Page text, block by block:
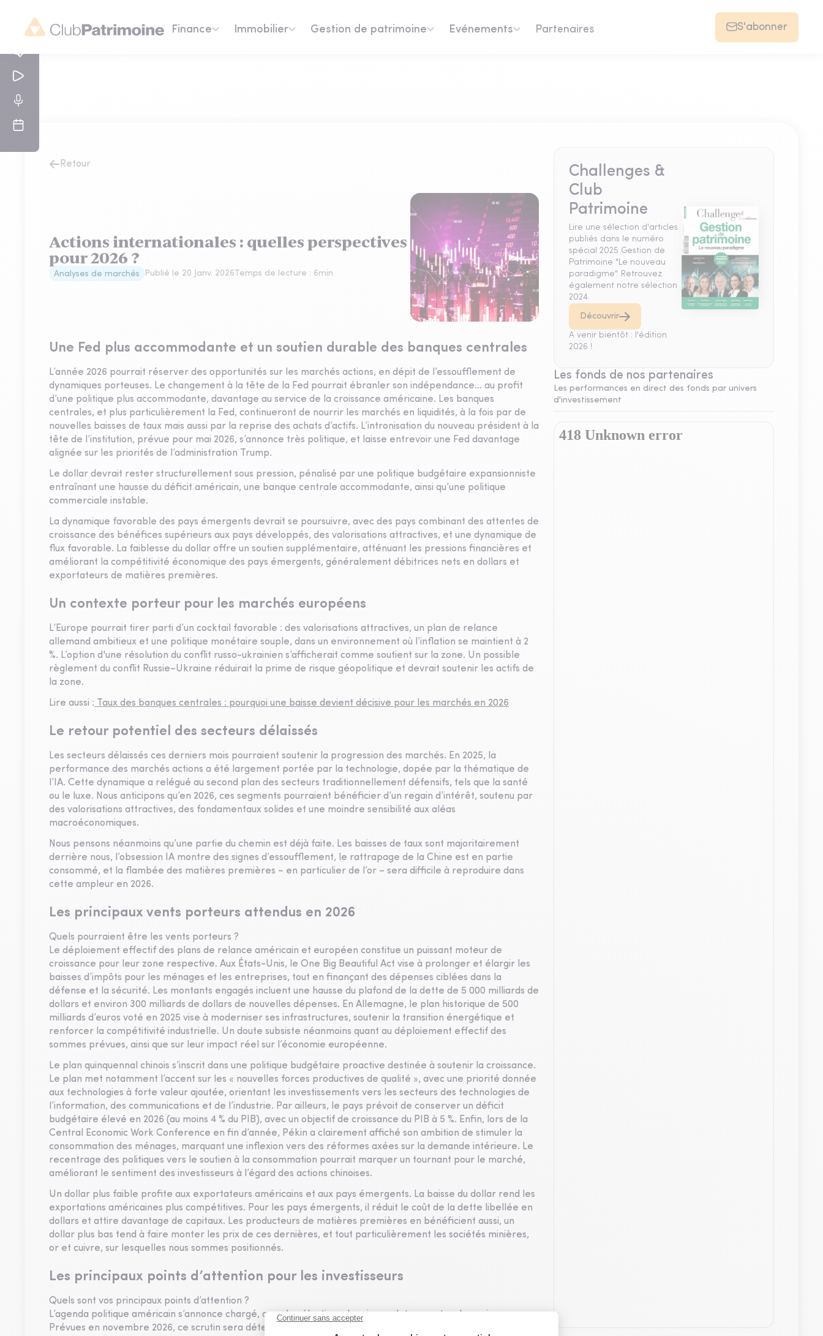
Finance Immobilier Gestion de patrimoine Evénements Partenaires S'abonner
Retour
Actions internationales : quelles perspectives
pour 2026 ?
Analyses de marchés Publié le 20 Janv. 2026Temps de lecture : 6min
Une Fed plus accommodante et un soutien durable des banques centrales
L’année 2026 pourrait réserver des opportunités sur les marchés actions, en dépit de l’essoufflement de
dynamiques porteuses. Le changement à la tête de la Fed pourrait ébranler son indépendance… au profit
d’une politique plus accommodante, davantage au service de la croissance américaine. Les banques
centrales, et plus particulièrement la Fed, continueront de nourrir les marchés en liquidités, à la fois par de
nouvelles baisses de taux mais aussi par la reprise des achats d’actifs. L’intronisation du nouveau président à la
tête de l’institution, prévue pour mai 2026, s’annonce très politique, et laisse entrevoir une Fed davantage
alignée sur les priorités de l’administration Trump.
Le dollar devrait rester structurellement sous pression, pénalisé par une politique budgétaire expansionniste
entraînant une hausse du déficit américain, une banque centrale accommodante, ainsi qu’une politique
commerciale instable.
La dynamique favorable des pays émergents devrait se poursuivre, avec des pays combinant des attentes de
croissance des bénéfices supérieurs aux pays développés, des valorisations attractives, et une dynamique de
flux favorable. La faiblesse du dollar offre un soutien supplémentaire, atténuant les pressions financières et
améliorant la compétitivité économique des pays émergents, généralement débitrices nets en dollars et
exportateurs de matières premières.
Un contexte porteur pour les marchés européens
L’Europe pourrait tirer parti d’un cocktail favorable : des valorisations attractives, un plan de relance
allemand ambitieux et une politique monétaire souple, dans un environnement où l’inflation se maintient à 2
%. L’option d'une résolution du conflit russo-ukrainien s’afficherait comme soutient sur la zone. Un possible
règlement du conflit Russie–Ukraine réduirait la prime de risque géopolitique et devrait soutenir les actifs de
la zone.
Lire aussi : Taux des banques centrales : pourquoi une baisse devient décisive pour les marchés en 2026
Le retour potentiel des secteurs délaissés
Les secteurs délaissés ces derniers mois pourraient soutenir la progression des marchés. En 2025, la
performance des marchés actions a été largement portée par la technologie, dopée par la thématique de
l’IA. Cette dynamique a relégué au second plan des secteurs traditionnellement défensifs, tels que la santé
ou le luxe. Nous anticipons qu’en 2026, ces segments pourraient bénéficier d’un regain d’intérêt, soutenu par
des valorisations attractives, des fondamentaux solides et une moindre sensibilité aux aléas
macroéconomiques.
Nous pensons néanmoins qu’une partie du chemin est déjà faite. Les baisses de taux sont majoritairement
derrière nous, l’obsession IA montre des signes d’essoufflement, le rattrapage de la Chine est en partie
consommé, et la flambée des matières premières – en particulier de l’or – sera difficile à reproduire dans
cette ampleur en 2026.
Les principaux vents porteurs attendus en 2026
Quels pourraient être les vents porteurs ?
Le déploiement effectif des plans de relance américain et européen constitue un puissant moteur de
croissance pour leur zone respective. Aux États-Unis, le One Big Beautiful Act vise à prolonger et élargir les
baisses d’impôts pour les ménages et les entreprises, tout en finançant des dépenses ciblées dans la
défense et la sécurité. Les montants engagés incluent une hausse du plafond de la dette de 5 000 milliards de
dollars et environ 300 milliards de dollars de nouvelles dépenses. En Allemagne, le plan historique de 500
milliards d’euros voté en 2025 vise à moderniser ses infrastructures, soutenir la transition énergétique et
renforcer la compétitivité industrielle. Un doute subsiste néanmoins quant au déploiement effectif des
sommes prévues, ainsi que sur leur impact réel sur l’économie européenne.
Le plan quinquennal chinois s’inscrit dans une politique budgétaire proactive destinée à soutenir la croissance.
Le plan met notamment l’accent sur les « nouvelles forces productives de qualité », avec une priorité donnée
aux technologies à forte valeur ajoutée, orientant les investissements vers les secteurs des technologies de
l’information, des communications et de l’industrie. Par ailleurs, le pays prévoit de conserver un déficit
budgétaire élevé en 2026 (au moins 4 % du PIB), avec un objectif de croissance du PIB à 5 %. Enfin, lors de la
Central Economic Work Conference en fin d’année, Pékin a clairement affiché son ambition de stimuler la
consommation des ménages, marquant une inflexion vers des réformes axées sur la demande intérieure. Le
recentrage des politiques vers le soutien à la consommation pourrait marquer un tournant pour le marché,
améliorant le sentiment des investisseurs à l’égard des actions chinoises.
Un dollar plus faible profite aux exportateurs américains et aux pays émergents. La baisse du dollar rend les
exportations américaines plus compétitives. Pour les pays émergents, il réduit le coût de la dette libellée en
dollars et attire davantage de capitaux. Les producteurs de matières premières en bénéficient aussi, un
dollar plus bas tend à faire monter les prix de ces dernières, et tout particulièrement les sociétés minières,
or et cuivre, sur lesquelles nous sommes positionnés.
Les principaux points d’attention pour les investisseurs
Quels sont vos principaux points d’attention ?
L’agenda politique américain s’annonce chargé, avec les élections de mi-mandat au centre des enjeux.
Prévues en novembre 2026, ce scrutin sera déterminant pour la composition du Congrès et pourrait rebattre
Challenges &
Club
Patrimoine
Lire une sélection d'articles
publiés dans le numéro
spécial 2025 Gestion de
Patrimoine "Le nouveau
paradigme". Retrouvez
également notre sélection
2024.
Découvrir
A venir bientôt : l'édition
2026 !
Les fonds de nos partenaires
Les performances en direct des fonds par univers
d'investissement